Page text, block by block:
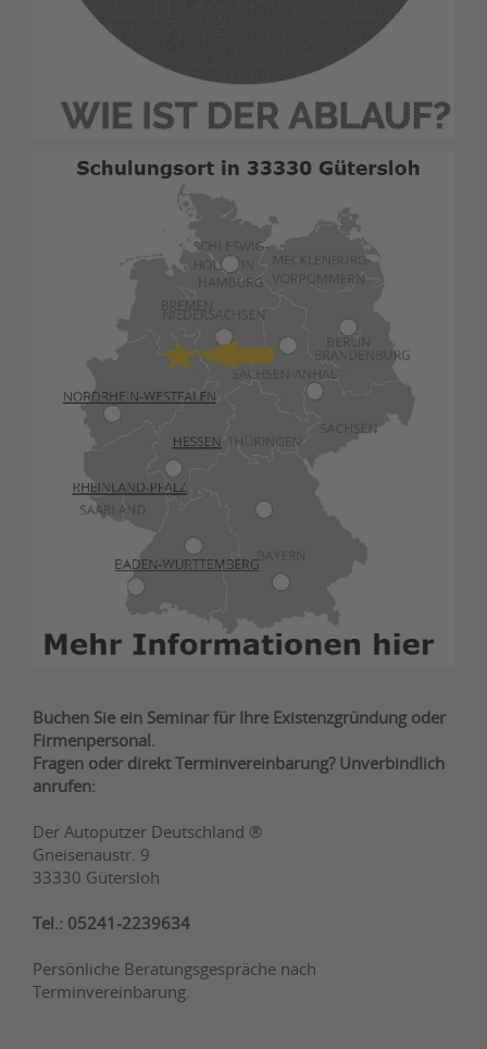
Buchen Sie ein Seminar für Ihre Existenzgründung oder
Firmenpersonal.
Fragen oder direkt Terminvereinbarung? Unverbindlich
anrufen:
Der Autoputzer Deutschland ®
Gneisenaustr. 9
33330 Gütersloh
Tel.: 05241-2239634
Persönliche Beratungsgespräche nach
Terminvereinbarung.